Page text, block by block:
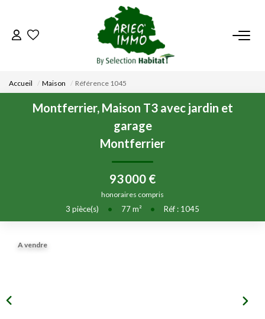
ACCUEIL
NOS BIENS
VENDRE UN BIEN
DÉPOSEZ VOTRE RECHERCHE
NOUS REJOINDRE
Accueil Maison Référence 1045
Montferrier, Maison T3 avec jardin et
garage
Montferrier
93 000 €
honoraires compris
3 pièce(s) • 77m² • Réf : 1045
A vendre